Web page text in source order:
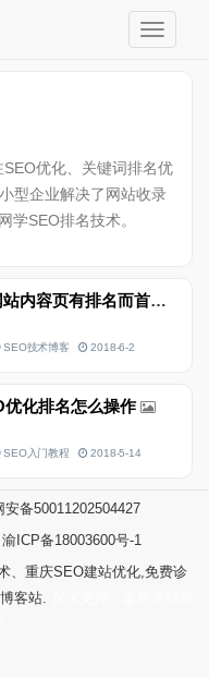
优化、关键词排名优
型企业解决了网站收录
学SEO排名技术。
为什么你的网站内容页有排名而首页没排名
SEO技术博客 2018-6-2
化排名怎么操作
SEO入门教程 2018-5-14
安备50011202504427
渝ICP备18003600号-1
、重庆SEO建站优化,免费诊
客站.